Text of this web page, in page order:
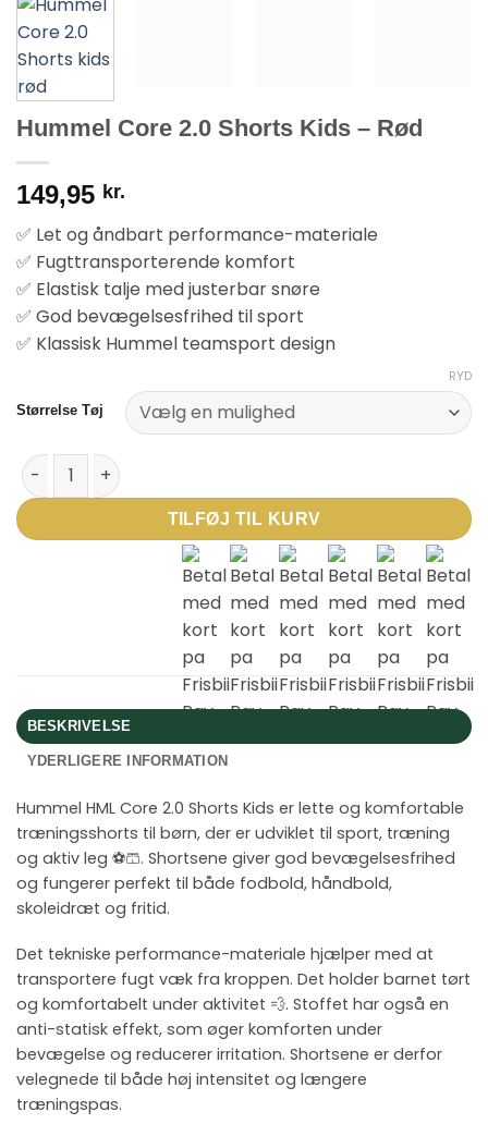
Hummel Core 2.0 Shorts Kids – Rød
149,95 kr.
✅ Let og åndbart performance-materiale
✅ Fugttransporterende komfort
✅ Elastisk talje med justerbar snøre
✅ God bevægelsesfrihed til sport
✅ Klassisk Hummel teamsport design
Størrelse Tøj
RYD
Hummel Core 2.0 Shorts Kids - Rød antal
TILFØJ TIL KURV
BESKRIVELSE
YDERLIGERE INFORMATION
Hummel HML Core 2.0 Shorts Kids er lette og komfortable
træningsshorts til børn, der er udviklet til sport, træning
og aktiv leg ⚽🩳. Shortsene giver god bevægelsesfrihed
og fungerer perfekt til både fodbold, håndbold,
skoleidræt og fritid.
Det tekniske performance-materiale hjælper med at
transportere fugt væk fra kroppen. Det holder barnet tørt
og komfortabelt under aktivitet 💨. Stoffet har også en
anti-statisk effekt, som øger komforten under
bevægelse og reducerer irritation. Shortsene er derfor
velegnede til både høj intensitet og længere
træningspas.